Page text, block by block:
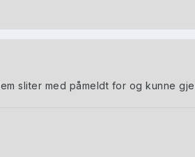
sliter med påmeldt for og kunne